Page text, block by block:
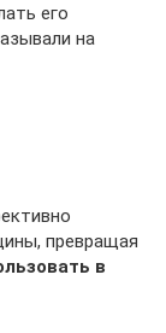
его
на
превращая
в